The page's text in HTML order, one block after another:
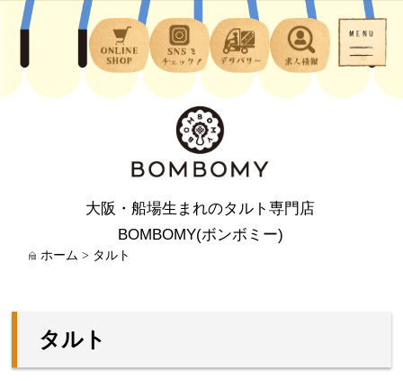
大阪・船場生まれのタルト専門店
BOMBOMY(ボンボミー)
ホーム > タルト
タルト